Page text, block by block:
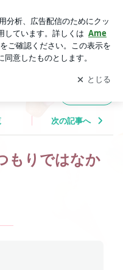
新通知
を受け取りまし
開く
次の記事へ
もりではなか